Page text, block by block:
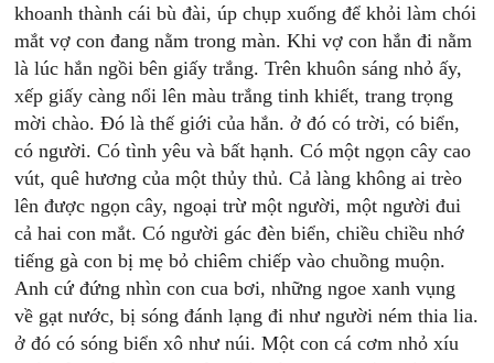
khoanh thành cái bù đài, úp chụp xuống để khỏi làm chói
mắt vợ con đang nằm trong màn. Khi vợ con hắn đi nằm
là lúc hắn ngồi bên giấy trắng. Trên khuôn sáng nhỏ ấy,
xếp giấy càng nổi lên màu trắng tinh khiết, trang trọng
mời chào. Đó là thế giới của hắn. ở đó có trời, có biển,
có người. Có tình yêu và bất hạnh. Có một ngọn cây cao
vút, quê hương của một thủy thủ. Cả làng không ai trèo
lên được ngọn cây, ngoại trừ một người, một người đui
cả hai con mắt. Có người gác đèn biển, chiều chiều nhớ
tiếng gà con bị mẹ bỏ chiêm chiếp vào chuồng muộn.
Anh cứ đứng nhìn con cua bơi, những ngoe xanh vụng
về gạt nước, bị sóng đánh lạng đi như người ném thia lia.
ở đó có sóng biển xô như núi. Một con cá cơm nhỏ xíu